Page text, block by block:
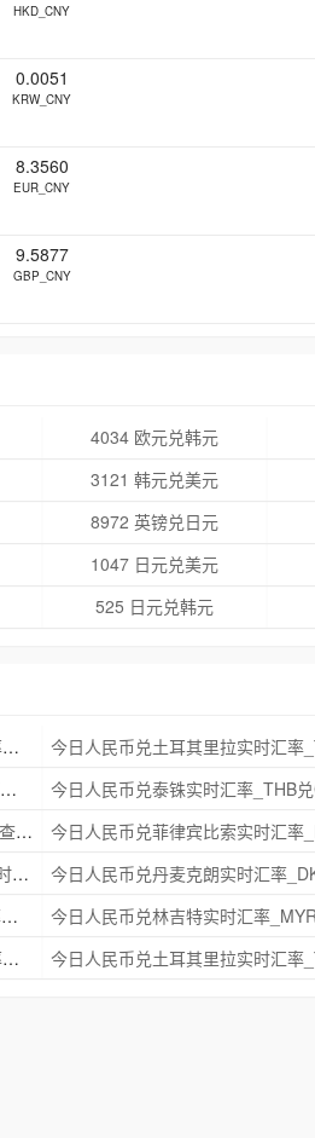
HKD_CNY
0.0051
KRW_CNY
8.3560
EUR_CNY
9.5877
GBP_CNY
4034 欧元兑韩元
3121 韩元兑美元
8972 英镑兑日元
1047 日元兑美元
525 日元兑韩元
今日人民币兑挪威克朗实时汇率_NOK兑CNY实时汇率查询 2025年09月21日
今日人民币兑南非兰特实时汇率_ZAR兑CNY实时汇率查询 2025年09月21日
今日人民币兑瑞典克朗实时汇率_SEK兑CNY实时汇率查询 2025年09月21日
今日人民币兑印度尼西亚卢比实时汇率_IDR兑CNY实时汇率查询 2025年09月21日
今日人民币兑新西兰元实时汇率_NZD兑CNY实时汇率查询 2025年09月21日
今日人民币兑挪威克朗实时汇率_NOK兑CNY实时汇率查询 2025年09月21日